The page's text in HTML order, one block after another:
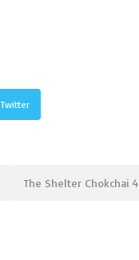
Twitter
The Shelter Chokchai 4